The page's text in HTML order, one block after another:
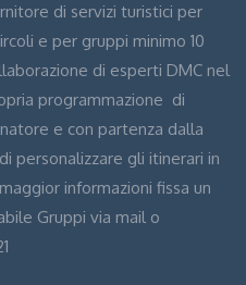
di servizi turistici per
e per gruppi minimo 10
di esperti DMC nel
programmazione di
e con partenza dalla
personalizzare gli itinerari in
informazioni fissa un
Gruppi via mail o